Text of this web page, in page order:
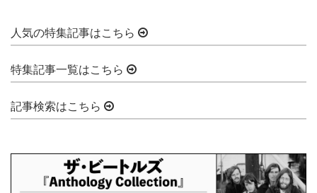
人気の特集記事はこちら
特集記事一覧はこちら
記事検索はこちら